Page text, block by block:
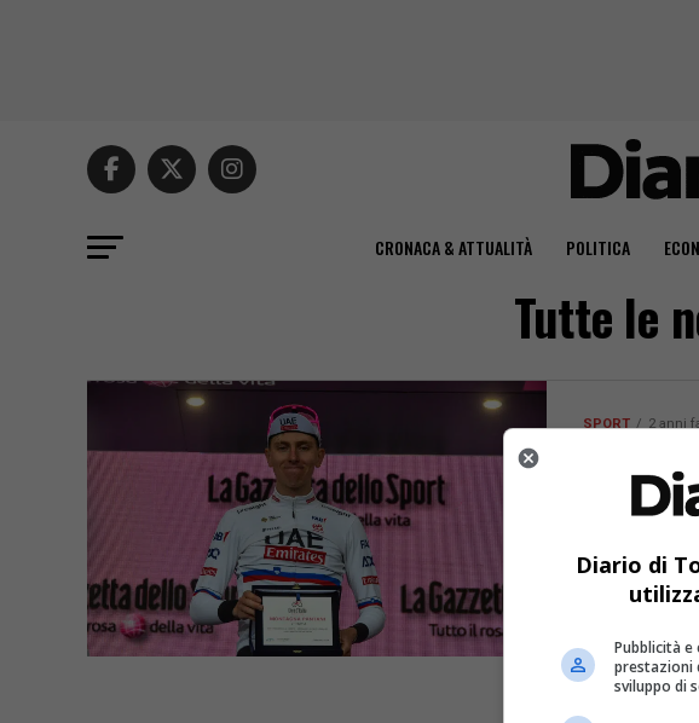
CRONACA & ATTUALITÀ POLITICA
Tutte le
SPORT 2 anni
vittoria
vittoria
2024,
Diario di
Pubblicità
prestazioni
sviluppo di